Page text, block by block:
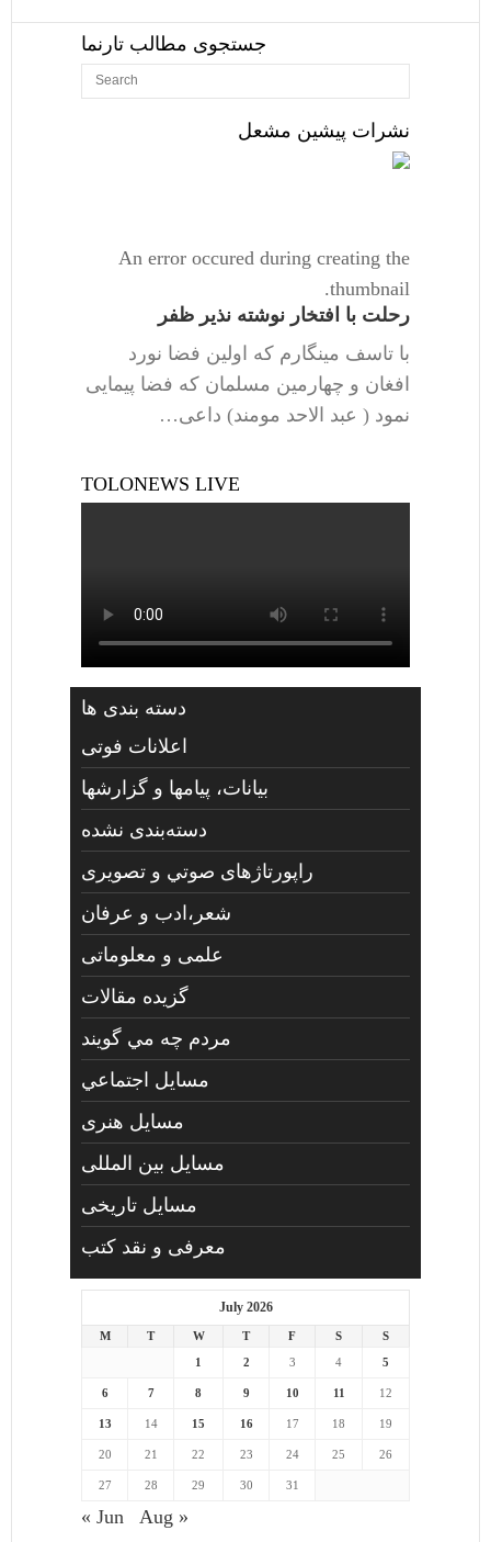
جستجوی مطالب تارنما
نشرات پیشین مشعل
An error occured during creating the
thumbnail.
رحلت با افتخار نوشته نذیر ظفر
با تاسف مینگارم که اولین فضا نورد
افغان و چهارمین مسلمان که فضا پیمایی
نمود ( عبد الاحد مومند) داعی…
TOLONEWS LIVE
دسته بندی ها
اعلانات فوتی
بیانات، پیامها و گزارشها
دسته‌بندی نشده
راپورتاژهای صوتي و تصويری
شعر،ادب و عرفان
علمی و معلوماتی
گزیده مقالات
مردم چه مي گويند
مسايل اجتماعي
مسايل هنری
مسایل بین المللی
مسایل تاریخی
معرفی و نقد کتب
July 2026
M T W T F S
S
1
2 3 4 5
6 7 8 9 10 11 12
13 14 15 16 17 18 19
20 21 22 23 24 25 26
27 28 29 30 31
« Jun Aug »